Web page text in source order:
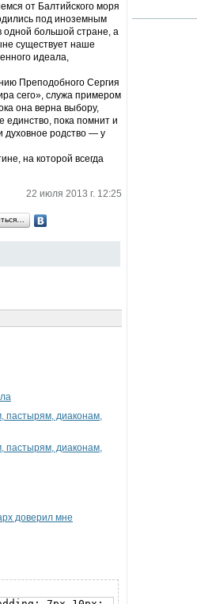
от Балтийского моря
под иноземным
одной большой стране, а
существует наше
идеала,
Преподобного Сергия
сего», служа примером
она верна выбору,
единство, пока помнит и
духовное родство — у
на которой всегда
22 июля 2013 г. 12:25
пастырям, диаконам,
пастырям, диаконам,
доверил мне